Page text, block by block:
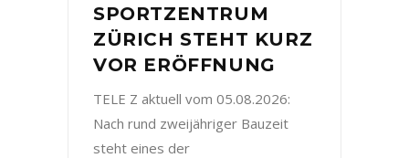
SPORTZENTRUM
ZÜRICH STEHT KURZ
VOR ERÖFFNUNG
TELE Z aktuell vom 05.08.2026:
Nach rund zweijähriger Bauzeit
steht eines der